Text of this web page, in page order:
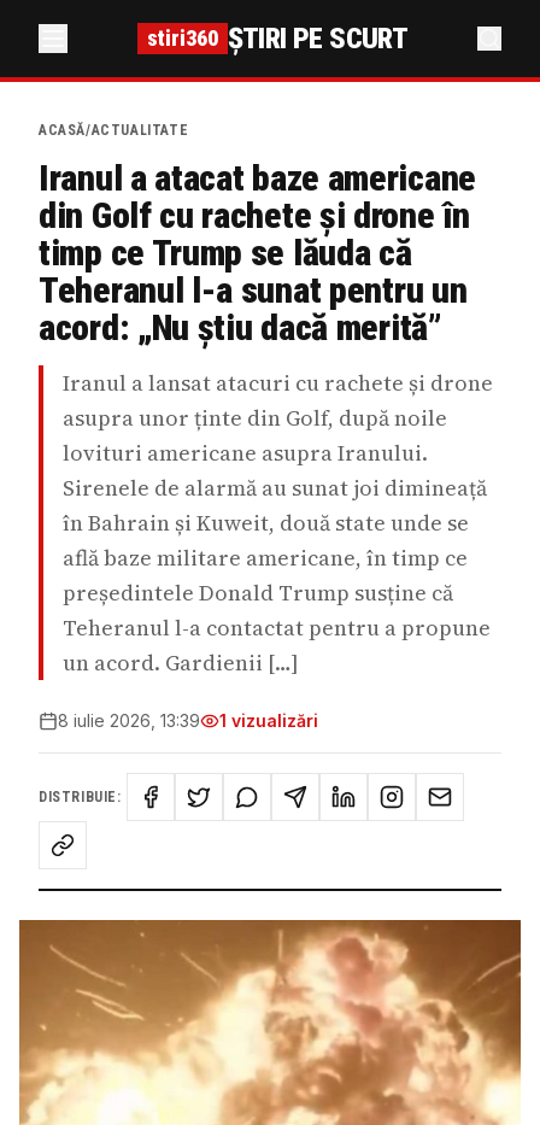
stiri360 ȘTIRI PE SCURT
ACASĂ/ACTUALITATE
Iranul a atacat baze americane
din Golf cu rachete și drone în
timp ce Trump se lăuda că
Teheranul l-a sunat pentru un
acord: „Nu știu dacă merită”
Iranul a lansat atacuri cu rachete și drone
asupra unor ținte din Golf, după noile
lovituri americane asupra Iranului.
Sirenele de alarmă au sunat joi dimineață
în Bahrain și Kuweit, două state unde se
află baze militare americane, în timp ce
președintele Donald Trump susține că
Teheranul l-a contactat pentru a propune
un acord. Gardienii […]
8 iulie 2026, 13:39 1 vizualizări
DISTRIBUIE: